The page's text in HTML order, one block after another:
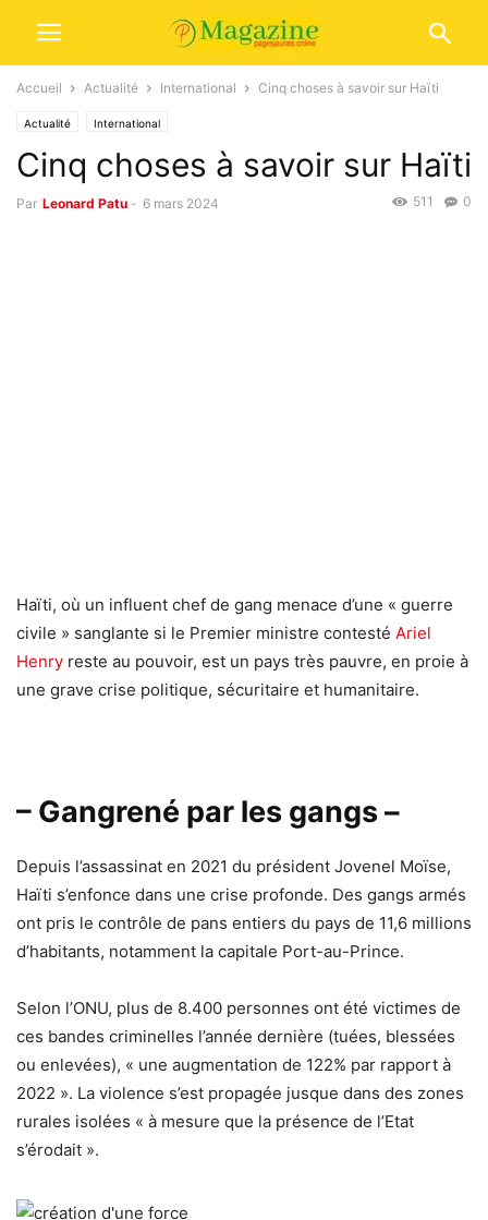
Accueil Actualité International Cinq choses à savoir sur Haïti
Actualité International
Cinq choses à savoir sur Haïti
Par Leonard Patu - 6 mars 2024 0
511
Haïti, où un influent chef de gang menace d’une « guerre
civile » sanglante si le Premier ministre contesté Ariel
Henry reste au pouvoir, est un pays très pauvre, en proie à
une grave crise politique, sécuritaire et humanitaire.
– Gangrené par les gangs –
Depuis l’assassinat en 2021 du président Jovenel Moïse,
Haïti s’enfonce dans une crise profonde. Des gangs armés
ont pris le contrôle de pans entiers du pays de 11,6 millions
d’habitants, notamment la capitale Port-au-Prince.
Selon l’ONU, plus de 8.400 personnes ont été victimes de
ces bandes criminelles l’année dernière (tuées, blessées
ou enlevées), « une augmentation de 122% par rapport à
2022 ». La violence s’est propagée jusque dans des zones
rurales isolées « à mesure que la présence de l’Etat
s’érodait ».